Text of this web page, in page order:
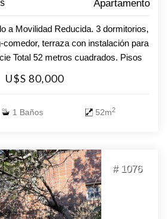
Apartamento
a Movilidad Reducida. 3 dormitorios,
comedor, terraza con instalación para
Total 52 metros cuadrados. Pisos
la terraza tiene baldosas. Rejas en
una de ellas, en un dormitorio, puede
con rejas de hierro y puertas sin
Deportivo, Escuelas, Colegios,
Transporte Público. Consulte con
asesores!!
U$S 80,000
1 Baños 52m2
# 1076